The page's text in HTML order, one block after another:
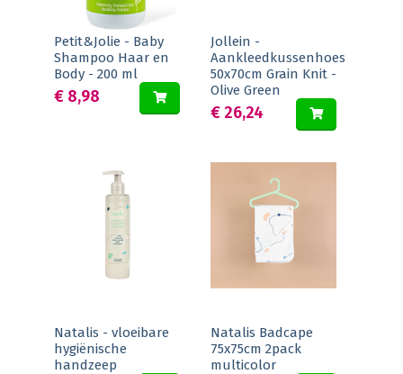
Petit&Jolie - Baby
Shampoo Haar en
Body - 200 ml
€ 8,98
Jollein -
Aankleedkussenhoes
50x70cm Grain Knit -
Olive Green
€ 26,24
Natalis - vloeibare
hygiënische
handzeep
Natalis Badcape
75x75cm 2pack
multicolor